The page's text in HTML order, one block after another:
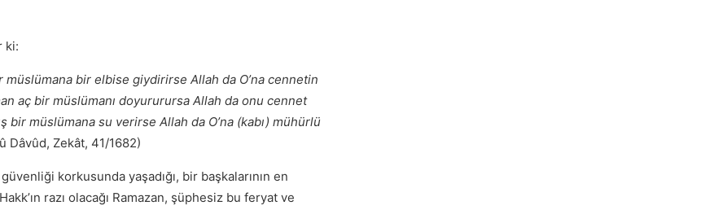
ki:
bir elbise giydirirse Allah da O’na cennetin
aç bir müslümanı doyururursa Allah da onu cennet
müslümana su verirse Allah da O’na (kabı) mühürlü
Dâvûd, Zekât, 41/1682)
korkusunda yaşadığı, bir başkalarının en
razı olacağı Ramazan, şüphesiz bu feryat ve